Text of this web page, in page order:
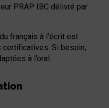
PRAP IBC délivré par
français à l’écrit est
Si besoin,
à l’oral.